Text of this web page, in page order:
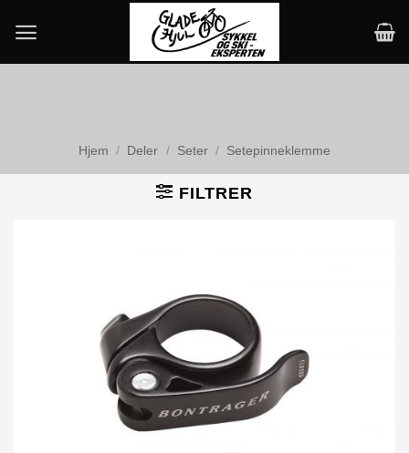
content
Hjem / Deler / Seter / Setepinneklemme
FILTRER